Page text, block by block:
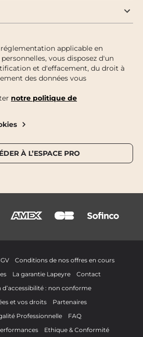
applicable en
vous disposez d'un
et d'effacement, du droit à
des données vous
notre politique de
À L’ESPACE PRO
Conditions de nos offres en cours
La garantie Lapeyre
Contact
d’accessibilité : non conforme
et vos droits
Partenaires
Professionnelle
FAQ
Ethique & Conformité